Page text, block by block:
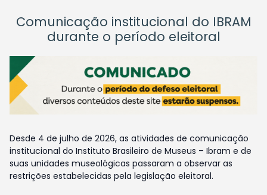
Comunicação institucional do IBRAM
durante o período eleitoral
Desde 4 de julho de 2026, as atividades de comunicação
institucional do Instituto Brasileiro de Museus – Ibram e de
suas unidades museológicas passaram a observar as
restrições estabelecidas pela legislação eleitoral.